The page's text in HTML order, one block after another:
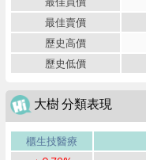
最佳賣價
歷史高價
歷史低價
大樹 分類表現
櫃生技醫療